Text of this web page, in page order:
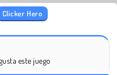
Clicker Hero
este juego